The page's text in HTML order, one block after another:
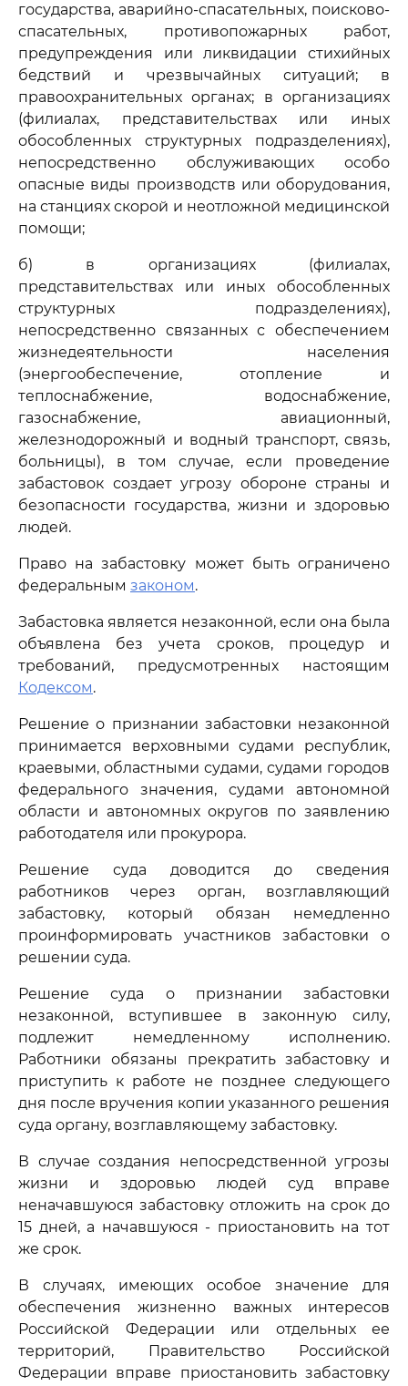
государства, аварийно-спасательных, поисково-
спасательных, противопожарных работ,
предупреждения или ликвидации стихийных
бедствий и чрезвычайных ситуаций; в
правоохранительных органах; в организациях
(филиалах, представительствах или иных
обособленных структурных подразделениях),
непосредственно обслуживающих особо
опасные виды производств или оборудования,
на станциях скорой и неотложной медицинской
помощи;
б) в организациях (филиалах,
представительствах или иных обособленных
структурных подразделениях),
непосредственно связанных с обеспечением
жизнедеятельности населения
(энергообеспечение, отопление и
теплоснабжение, водоснабжение,
газоснабжение, авиационный,
железнодорожный и водный транспорт, связь,
больницы), в том случае, если проведение
забастовок создает угрозу обороне страны и
безопасности государства, жизни и здоровью
людей.
Право на забастовку может быть ограничено
федеральным законом.
Забастовка является незаконной, если она была
объявлена без учета сроков, процедур и
требований, предусмотренных настоящим
Кодексом.
Решение о признании забастовки незаконной
принимается верховными судами республик,
краевыми, областными судами, судами городов
федерального значения, судами автономной
области и автономных округов по заявлению
работодателя или прокурора.
Решение суда доводится до сведения
работников через орган, возглавляющий
забастовку, который обязан немедленно
проинформировать участников забастовки о
решении суда.
Решение суда о признании забастовки
незаконной, вступившее в законную силу,
подлежит немедленному исполнению.
Работники обязаны прекратить забастовку и
приступить к работе не позднее следующего
дня после вручения копии указанного решения
суда органу, возглавляющему забастовку.
В случае создания непосредственной угрозы
жизни и здоровью людей суд вправе
неначавшуюся забастовку отложить на срок до
15 дней, а начавшуюся - приостановить на тот
же срок.
В случаях, имеющих особое значение для
обеспечения жизненно важных интересов
Российской Федерации или отдельных ее
территорий, Правительство Российской
Федерации вправе приостановить забастовку